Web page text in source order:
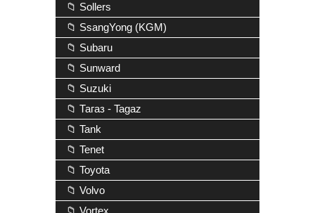
📁 Sollers
📁 SsangYong (KGM)
📁 Subaru
📁 Sunward
📁 Suzuki
📁 Тагаз - Tagaz
📁 Tank
📁 Tenet
📁 Toyota
📁 Volvo
📁 Vortex